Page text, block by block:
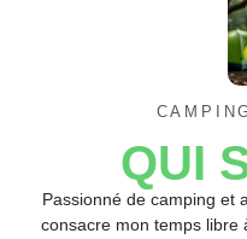
QUI
Passionné de camping et
consacre mon temps libre